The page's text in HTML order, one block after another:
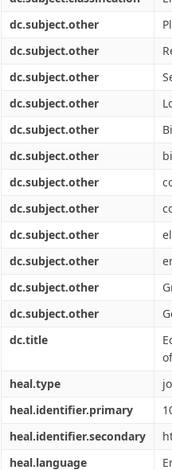
dc.subject.other
dc.subject.other
dc.subject.other
dc.subject.other
dc.subject.other
dc.subject.other
dc.subject.other
dc.subject.other
dc.subject.other
dc.subject.other
dc.subject.other
dc.subject.other
dc.title
heal.type
heal.identifier.primary
heal.identifier.secondary
heal.language